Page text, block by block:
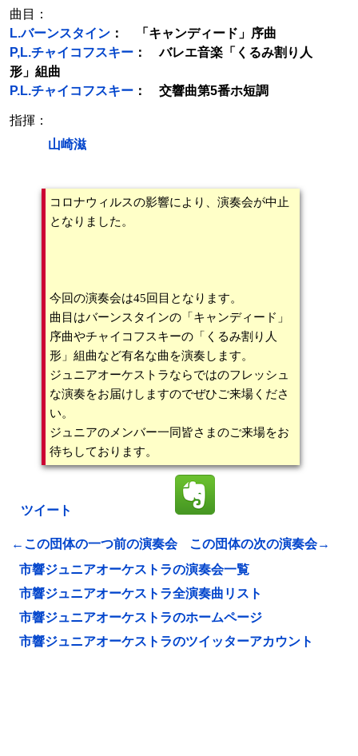
曲目：
L.バーンスタイン ： 「キャンディード」序曲
P,L.チャイコフスキー ： バレエ音楽「くるみ割り人
形」組曲
P.L.チャイコフスキー ： 交響曲第5番ホ短調
指揮：
山崎滋
コロナウィルスの影響により、演奏会が中止
となりました。
今回の演奏会は45回目となります。
曲目はバーンスタインの「キャンディード」
序曲やチャイコフスキーの「くるみ割り人
形」組曲など有名な曲を演奏します。
ジュニアオーケストラならではのフレッシュ
な演奏をお届けしますのでぜひご来場くださ
い。
ジュニアのメンバー一同皆さまのご来場をお
待ちしております。
ツイート
←この団体の一つ前の演奏会
この団体の次の演奏会→
市響ジュニアオーケストラの演奏会一覧
市響ジュニアオーケストラ全演奏曲リスト
市響ジュニアオーケストラのホームページ
市響ジュニアオーケストラのツイッターアカウント